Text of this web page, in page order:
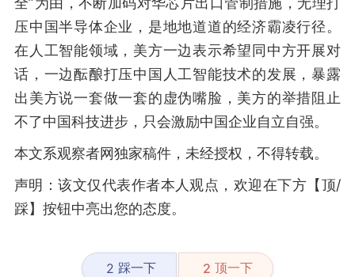
压中国半导体企业，是地地道道的经济霸凌行径。
在人工智能领域，美方一边表示希望同中方开展对
话，一边酝酿打压中国人工智能技术的发展，暴露
出美方说一套做一套的虚伪嘴脸，美方的举措阻止
不了中国科技进步，只会激励中国企业自立自强。
本文系观察者网独家稿件，未经授权，不得转载。
声明：该文仅代表作者本人观点，欢迎在下方【顶/
踩】按钮中亮出您的态度。
2 踩一下 2 顶一下